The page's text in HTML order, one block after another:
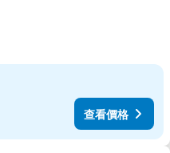
查看價格